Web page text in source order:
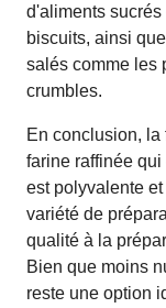
d'aliments
biscuits, ainsi
salés comme les
crumbles.
En conclusion,
farine raffinée
est polyvalente
variété de
qualité à la
Bien que moins
reste une option